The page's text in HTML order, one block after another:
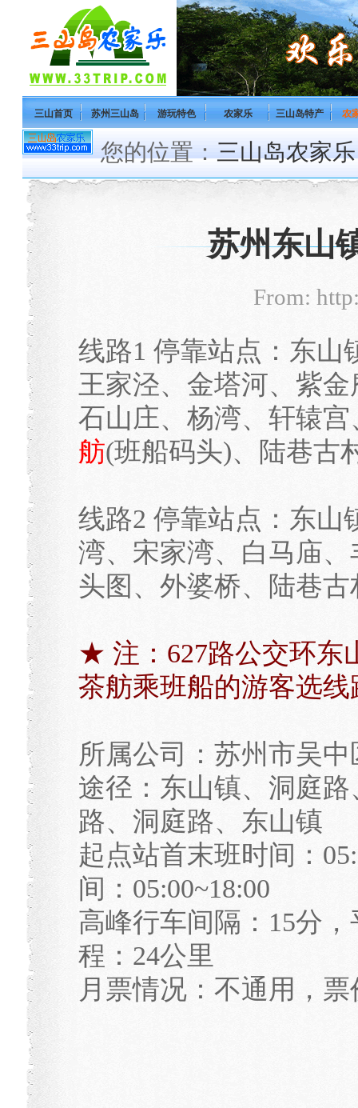
三山首页 苏州三山岛 游玩特色 农家乐 三山岛特产 农
您的位置：三山岛农家乐
苏州东山
From:
线路1 停靠站点：东山
王家泾、金塔河、紫
石山庄、杨湾、轩辕
舫(班船码头)、陆巷古
线路2 停靠站点：东山
湾、宋家湾、白马庙
头图、外婆桥、陆巷古
★ 注：627路公交环东
茶舫乘班船的游客选线
所属公司：苏州市吴
途径：东山镇、洞庭
路、洞庭路、东山镇
起点站首末班时间：
间：05:00~18:00
高峰行车间隔：15分
程：24公里
月票情况：不通用，票